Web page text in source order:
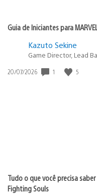
Guia de Iniciantes para
Kazuto Sekine
Game Director, Lead
Data
20/07/2026 1 5
Tudo o que você precisa
Fighting Souls